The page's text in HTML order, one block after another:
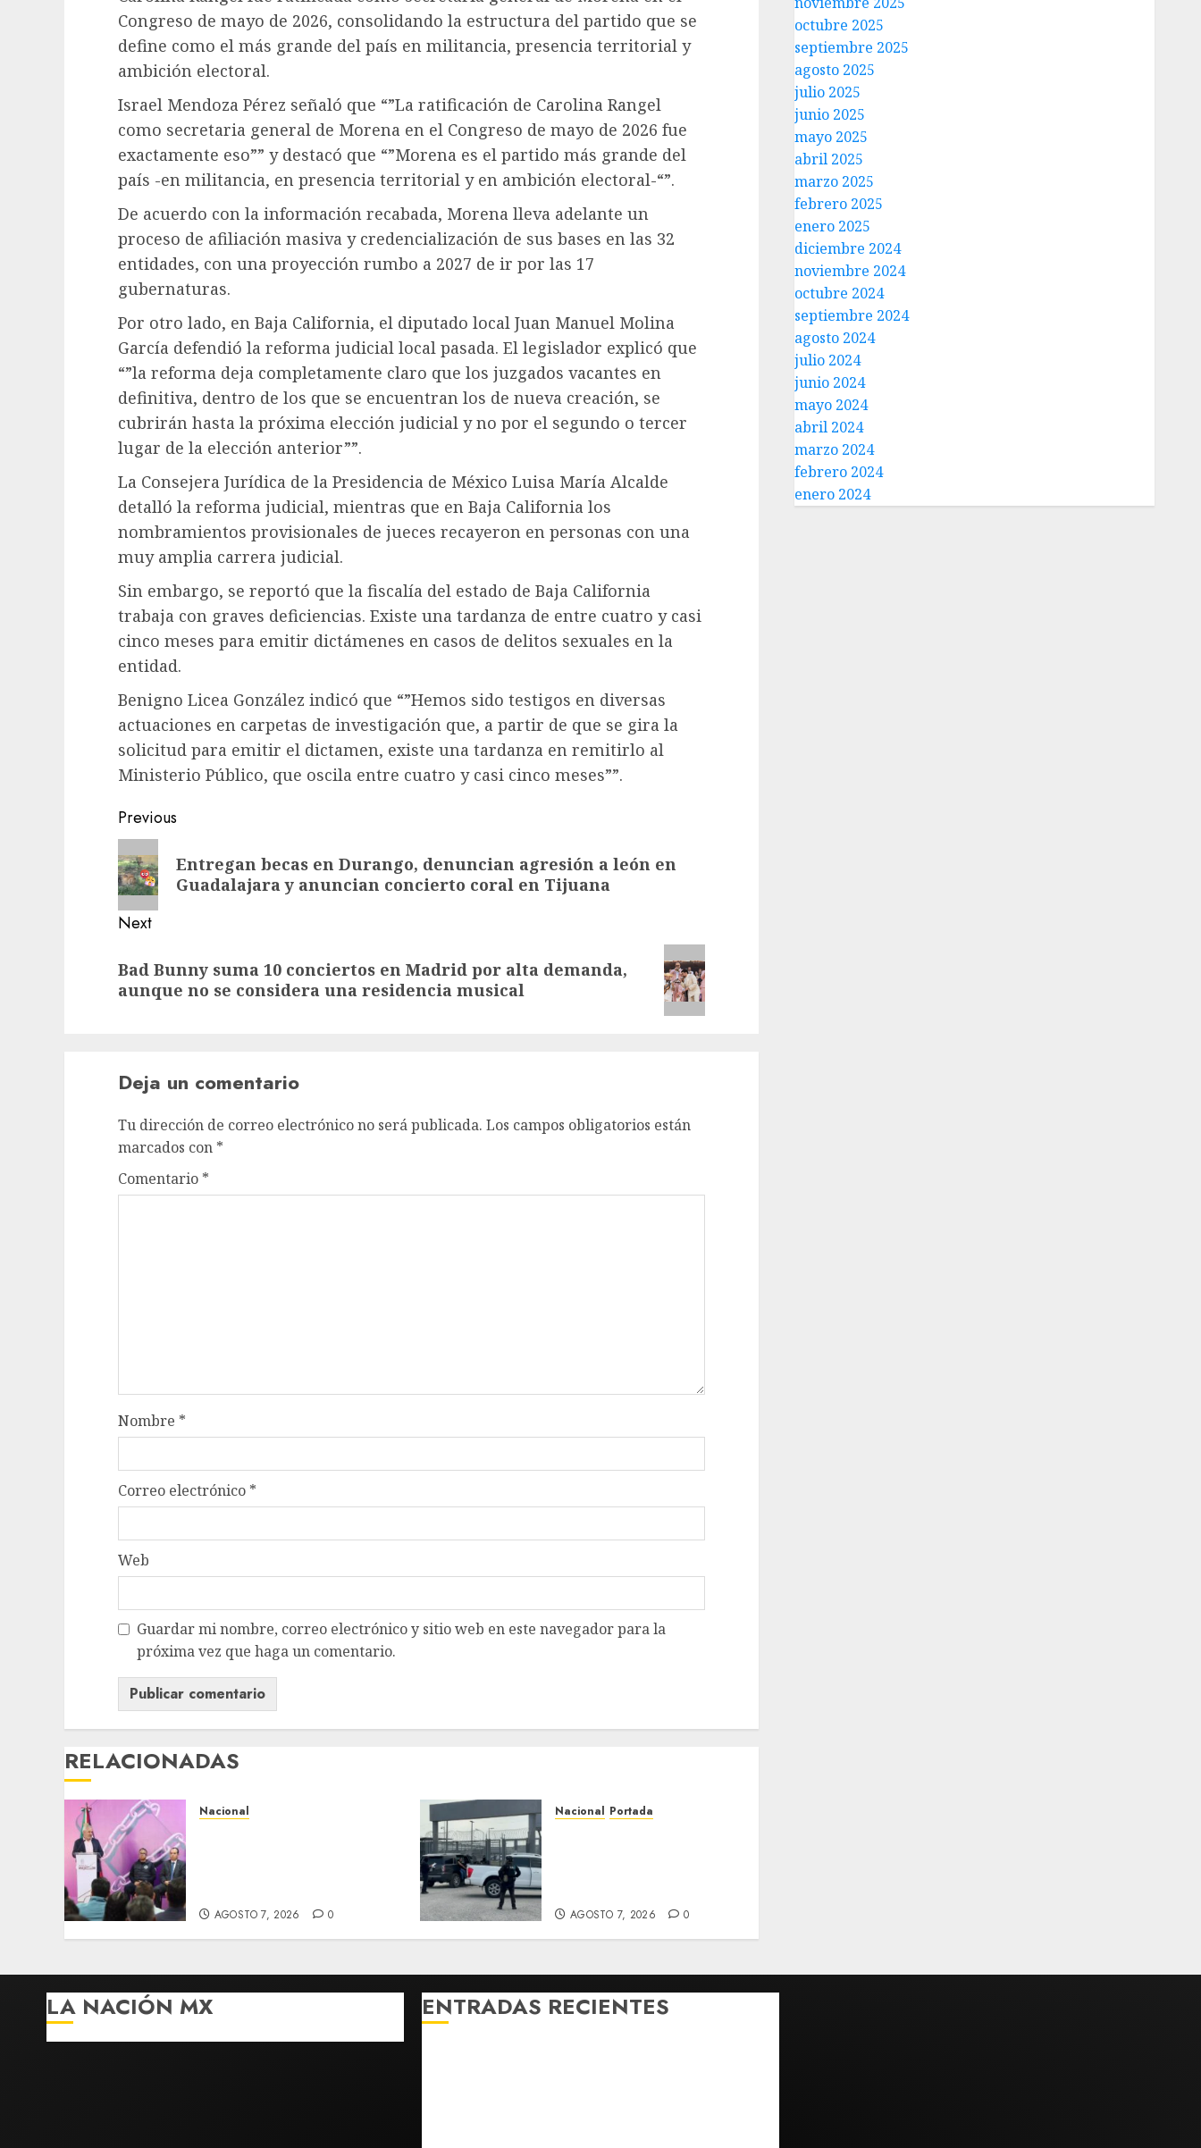
Congreso de mayo de 2026, consolidando la estructura del partido que se
define como el más grande del país en militancia, presencia territorial y
ambición electoral.
Israel Mendoza Pérez señaló que “”La ratificación de Carolina Rangel
como secretaria general de Morena en el Congreso de mayo de 2026 fue
exactamente eso”” y destacó que “”Morena es el partido más grande del
país -en militancia, en presencia territorial y en ambición electoral-“”.
De acuerdo con la información recabada, Morena lleva adelante un
proceso de afiliación masiva y credencialización de sus bases en las 32
entidades, con una proyección rumbo a 2027 de ir por las 17
gubernaturas.
Por otro lado, en Baja California, el diputado local Juan Manuel Molina
García defendió la reforma judicial local pasada. El legislador explicó que
“”la reforma deja completamente claro que los juzgados vacantes en
definitiva, dentro de los que se encuentran los de nueva creación, se
cubrirán hasta la próxima elección judicial y no por el segundo o tercer
lugar de la elección anterior””.
La Consejera Jurídica de la Presidencia de México Luisa María Alcalde
detalló la reforma judicial, mientras que en Baja California los
nombramientos provisionales de jueces recayeron en personas con una
muy amplia carrera judicial.
Sin embargo, se reportó que la fiscalía del estado de Baja California
trabaja con graves deficiencias. Existe una tardanza de entre cuatro y casi
cinco meses para emitir dictámenes en casos de delitos sexuales en la
entidad.
Benigno Licea González indicó que “”Hemos sido testigos en diversas
actuaciones en carpetas de investigación que, a partir de que se gira la
solicitud para emitir el dictamen, existe una tardanza en remitirlo al
Ministerio Público, que oscila entre cuatro y casi cinco meses””.
Previous
Entregan becas en Durango, denuncian agresión a león en
Guadalajara y anuncian concierto coral en Tijuana
Next
Bad Bunny suma 10 conciertos en Madrid por alta demanda,
aunque no se considera una residencia musical
Deja un comentario
Tu dirección de correo electrónico no será publicada. Los campos obligatorios están
marcados con *
Comentario *
Nombre *
Correo electrónico *
Web
Guardar mi nombre, correo electrónico y sitio web en este navegador para la
próxima vez que haga un comentario.
RELACIONADAS
Nacional
AGOSTO 7, 2026 0
Nacional Portada
AGOSTO 7, 2026 0
octubre 2025
septiembre 2025
agosto 2025
julio 2025
junio 2025
mayo 2025
abril 2025
marzo 2025
febrero 2025
enero 2025
diciembre 2024
noviembre 2024
octubre 2024
septiembre 2024
agosto 2024
julio 2024
junio 2024
mayo 2024
abril 2024
marzo 2024
febrero 2024
enero 2024
LA NACIÓN MX ENTRADAS RECIENTES